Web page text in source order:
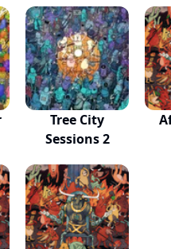
Tree City
Sessions 2